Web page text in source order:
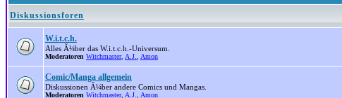
Diskussionsforen
W.i.t.c.h.
Alles Ã¼ber das W.i.t.c.h.-Universum.
Moderatoren Witchmaster, A.J. Amon
Comic/Manga allgemein
Diskussionen Ã¼ber andere Comics und Mangas.
Moderatoren Witchmaster, A.J. Amon